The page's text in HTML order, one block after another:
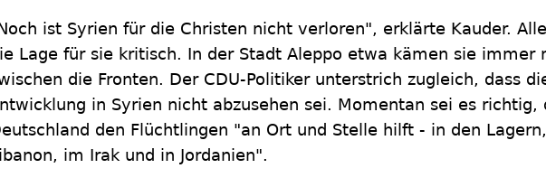
ist Syrien für die Christen nicht verloren", erklärte Kauder.
Lage für sie kritisch. In der Stadt Aleppo etwa kämen sie immer
die Fronten. Der CDU-Politiker unterstrich zugleich, dass
in Syrien nicht abzusehen sei. Momentan sei es richtig,
den Flüchtlingen "an Ort und Stelle hilft - in den
im Irak und in Jordanien".